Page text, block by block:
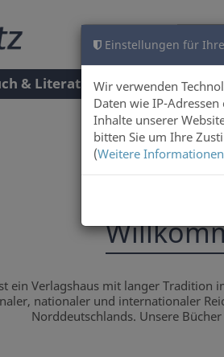
Einstellungen für
Wir verwenden
Daten wie IP-
Inhalte unserer
bitten Sie um Ihre
(Weitere
& Literatur Autoren
ein Verlagshaus mit langer
nationaler und internationaler
Norddeutschlands. Unsere